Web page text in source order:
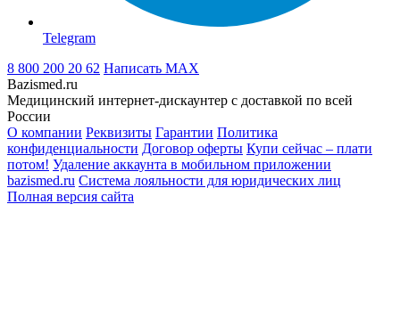
Telegram
8 800 200 20 62 Написать MAX
Bazismed.ru
Медицинский интернет-дискаунтер с доставкой по всей
России
О компании Реквизиты Гарантии Политика
конфиденциальности Договор оферты Купи сейчас – плати
потом! Удаление аккаунта в мобильном приложении
bazismed.ru Система лояльности для юридических лиц
Полная версия сайта